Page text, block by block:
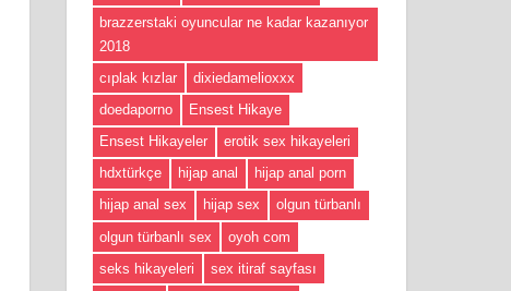
brazzerstaki oyuncular ne kadar kazanıyor
2018
cıplak kızlar
dixiedamelioxxx
doedaporno
Ensest Hikaye
Ensest Hikayeler
erotik sex hikayeleri
hdxtürkçe
hijap anal
hijap anal porn
hijap anal sex
hijap sex
olgun türbanlı
olgun türbanlı sex
oyoh com
seks hikayeleri
sex itiraf sayfası